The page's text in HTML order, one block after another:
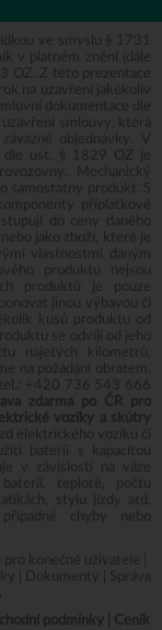
ve smyslu § 1731
v platném znění (dále
OZ. Z této prezentace
na uzavření jakékoliv
dokumentace dle
smlouvy, která
objednávky. V
dle ust. § 1829 OZ je
Mechanický
samostatný produkt. S
příplatkové
do ceny daného
jako zboží, které je
vlastnostmi daným
produktu nejsou
produktů je pouze
jinou výbavou či
kusů produktu od
se odvíjí od jeho
najetých kilometrů.
na požádání obratem.
zdarma po ČR pro
vozíky a skútry
elektrického vozíku či
baterií s kapacitou
v závislosti na váze
teplotě, počtu
stylu jízdy atd.
chyby nebo
konečné uživatele
Dokumenty
Správa
podmínky Ceník